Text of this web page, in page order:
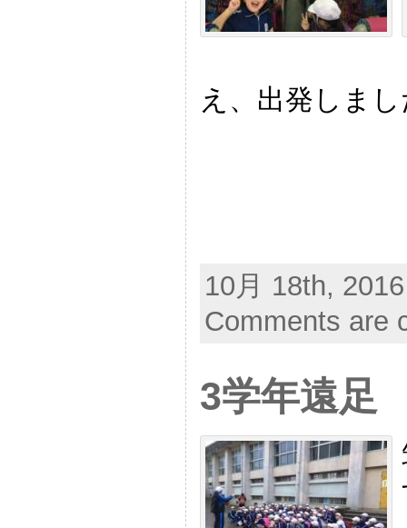
え、出発しま
10月 18th,
Comments are
3学年遠足